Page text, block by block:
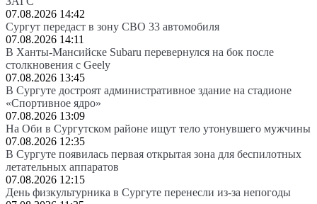
07.08.2026 14:42
Сургут передаст в зону СВО 33 автомобиля
07.08.2026 14:11
В Ханты-Мансийске Subaru перевернулся на бок после
столкновения с Geely
07.08.2026 13:45
В Сургуте достроят административное здание на стадионе
«Спортивное ядро»
07.08.2026 13:09
На Оби в Сургутском районе ищут тело утонувшего мужчины
07.08.2026 12:35
В Сургуте появилась первая открытая зона для беспилотных
летательных аппаратов
07.08.2026 12:15
День физкультурника в Сургуте перенесли из-за непогоды